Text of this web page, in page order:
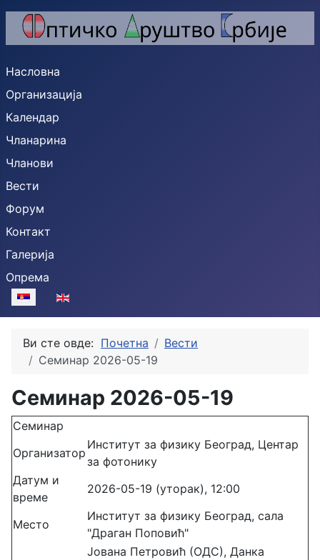
Насловна
Организација
Календар
Чланарина
Чланови
Вести
Форум
Контакт
Галерија
Опрема
Изаберите ваш језик
Ви сте овде: Почетна
Вести
Семинар 2026-05-19
Семинар 2026-05-19
Семинар
Организатор
Институт за физику Београд, Центар
за фотонику
Датум и
време
2026-05-19 (уторак), 12:00
Место
Институт за физику Београд, сала
"Драган Поповић"
Јована Петровић (ОДС), Данка